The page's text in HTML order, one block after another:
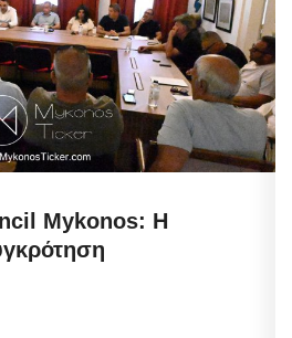
Mykonos: Η